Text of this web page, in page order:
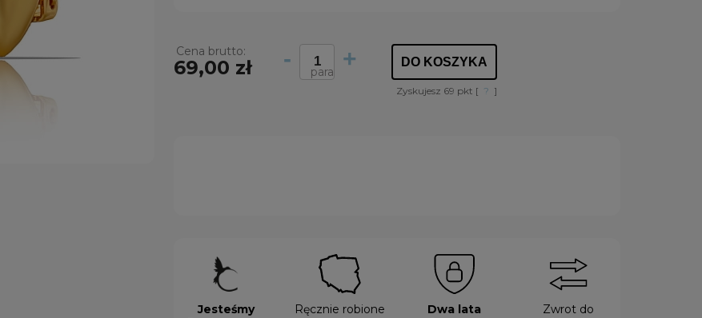
Cena brutto:
69,00 zł - +
para
DO KOSZYKA
Zyskujesz 69 pkt [ ? ]
Jesteśmy
Ręcznie robione
Dwa lata
Zwrot do